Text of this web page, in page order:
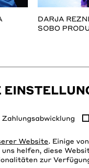
Zahlungsabwicklung
Website. Einige
helfen, diese
zur
DARJA
SOBO